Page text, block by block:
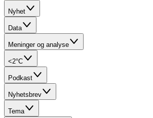
Nyhet
Data
Meninger og analyse
<2°C
Podkast
Nyhetsbrev
Tema